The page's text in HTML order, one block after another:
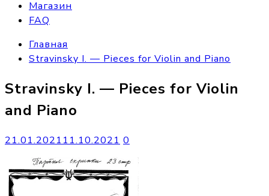
Магазин
FAQ
Главная
Stravinsky I. — Pieces for Violin and Piano
Stravinsky I. — Pieces for Violin
and Piano
21.01.2021 11.10.2021 0